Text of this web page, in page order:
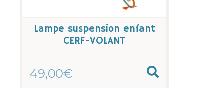
Lampe suspension enfant
CERF-VOLANT
49,00€